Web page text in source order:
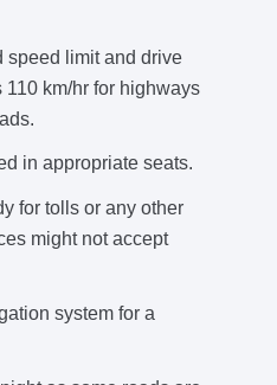
speed limit and drive
km/hr for highways
in appropriate seats.
for tolls or any other
might not accept
system for a